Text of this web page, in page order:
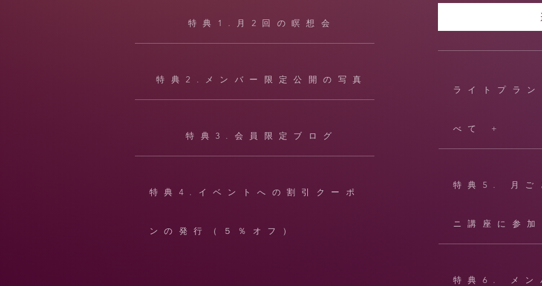
特典1.月2回の瞑想会
特典2.メンバー限定公開の写真
特典3.会員限定ブログ
特典4.イベントへの割引クーポ
ンの発行（５％オフ）
ライトプラ
べて +
特典5. 月ご
ニ講座に参
特典6. メン